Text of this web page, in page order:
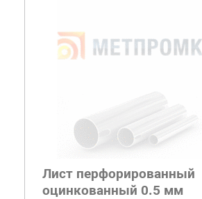
Лист перфорированный
оцинкованный 0.5 мм